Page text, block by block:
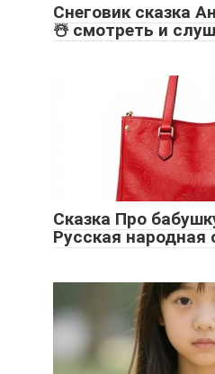
Снеговик сказка
☃️ смотреть и
Сказка Про
Русская народная